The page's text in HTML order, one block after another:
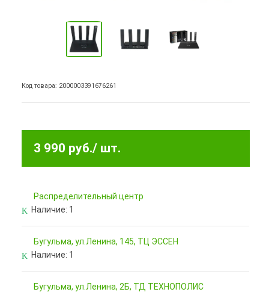
Код товара: 2000003391676261
3 990 руб./ шт.
Pаспределительный центр
Наличие: 1
Бугульма, ул.Ленина, 145, ТЦ ЭССЕН
Наличие: 1
Бугульма, ул.Ленина, 2Б, ТД ТЕХНОПОЛИС